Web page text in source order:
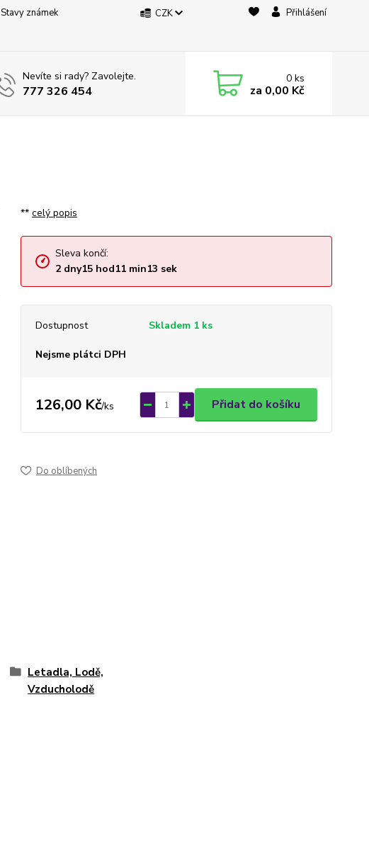
Stavy známek
CZK Přihlášení
Nevíte si rady? Zavolejte.
777 326 454
0ks
za 0,00 Kč
** celý popis
Sleva končí:
2 dny15hod11min13 sek
Dostupnost Skladem 1 ks
Nejsme plátci DPH
126,00 Kč/ks Přidat do košíku
Do oblíbených
Letadla, Lodě,
Vzducholodě